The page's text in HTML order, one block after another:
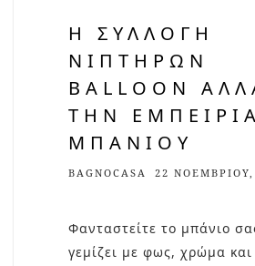
Η ΣΥΛΛΟΓΉ
ΝΙΠΤΉΡΩΝ
BALLOON
ΤΗΝ
ΜΠΆΝΙΟΥ
BAGNOCASA 22 ΝΟΕΜΒΡΊΟΥ,
Φανταστείτε το μπάνιο
γεμίζει με φως, χρώμα και